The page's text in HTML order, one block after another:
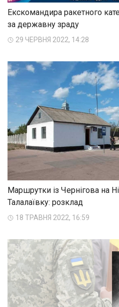
Екскомандира ракетного
за державну зраду
29 ЧЕРВНЯ 2022, 14:28
Маршрутки із Чернігова на
Талалаївку: розклад
18 ТРАВНЯ 2022, 16:59